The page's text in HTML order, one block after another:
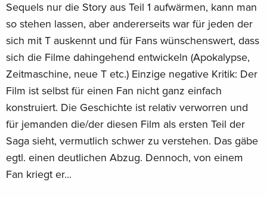
Sequels nur die Story aus Teil 1 aufwärmen, kann man
so stehen lassen, aber andererseits war für jeden der
sich mit T auskennt und für Fans wünschenswert, dass
sich die Filme dahingehend entwickeln (Apokalypse,
Zeitmaschine, neue T etc.) Einzige negative Kritik: Der
Film ist selbst für einen Fan nicht ganz einfach
konstruiert. Die Geschichte ist relativ verworren und
für jemanden die/der diesen Film als ersten Teil der
Saga sieht, vermutlich schwer zu verstehen. Das gäbe
egtl. einen deutlichen Abzug. Dennoch, von einem
Fan kriegt er...